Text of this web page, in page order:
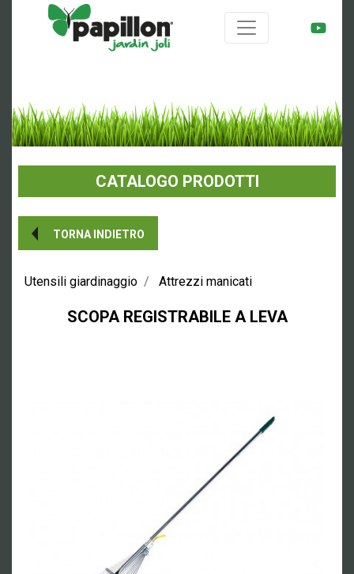
CATALOGO PRODOTTI
TORNA INDIETRO
Utensili giardinaggio Attrezzi manicati
SCOPA REGISTRABILE A LEVA